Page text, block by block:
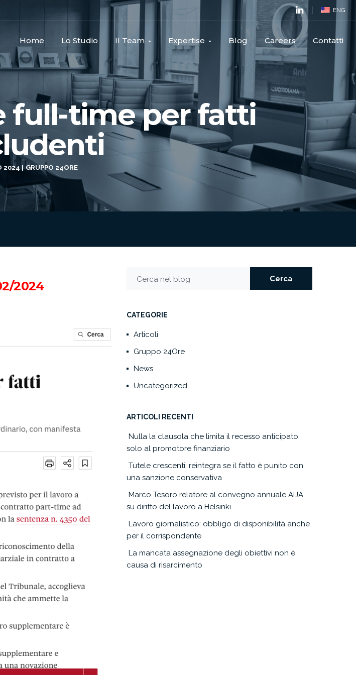
ENG
Home Lo Studio Il Team Expertise Blog Careers Contatti
full-time per fatti
2024 GRUPPO 24ORE
2024
Cerca nel blog Cerca
CATEGORIE
Articoli
Gruppo 24Ore
News
Uncategorized
ARTICOLI RECENTI
Nulla la clausola che limita il recesso anticipato
solo al promotore finanziario
Tutele crescenti: reintegra se il fatto è punito con
una sanzione conservativa
Marco Tesoro relatore al convegno annuale AIJA
su diritto del lavoro a Helsinki
Lavoro giornalistico: obbligo di disponibilità anche
per il corrispondente
La mancata assegnazione degli obiettivi non è
causa di risarcimento